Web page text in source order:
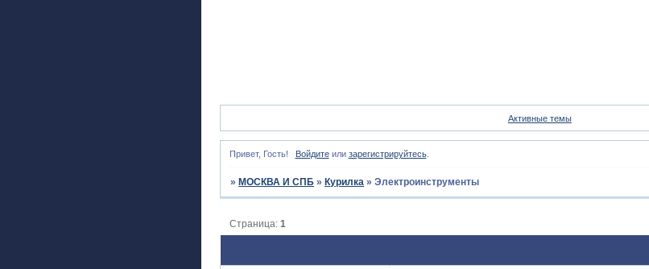
Активные темы
Привет, Гость! Войдитеили зарегистрируйтесь.
» МОСКВА И СПБ » Курилка »Электроинструменты
Страница:1